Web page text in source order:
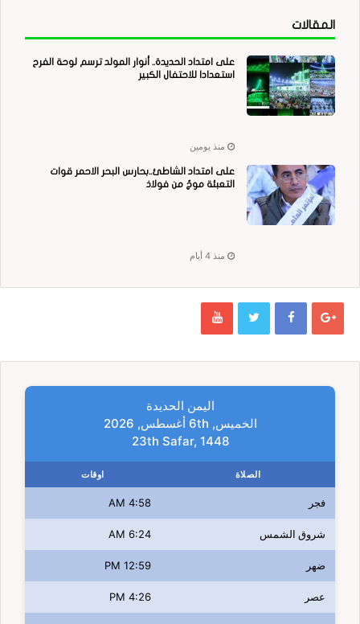
المقالات
على امتداد الحديدة.. أنوار المولد ترسم لوحة الفرح
استعدادا للاحتفال الكبير
منذ يومين
على امتداد الشاطئ..بحارس البحر الاحمر قوات
التعبئة موجٌ من فولاذ
منذ 4 أيام
اليمن الحديدة
الخميس, 6th أغسطس, 2026
23th Safar, 1448
الصلاة اوقات
فجر 4:58 AM
شروق الشمس 6:24 AM
ضهر 12:59 PM
عصر 4:26 PM